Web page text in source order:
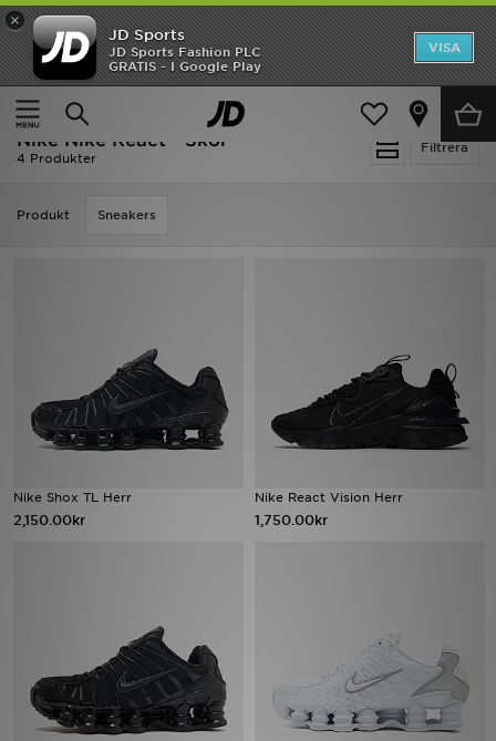
×
JD Sports
JD Sports Fashion PLC
GRATIS - I Google Play
VISA
Ny termin, ny stil Essentials för skolstarten
Hem
Nike Nike React - Skor
Filtrera
Nike Nike React - Skor
4 Produkter
Produkt Sneakers
Nike Shox TL Herr
2,150.00kr
Nike React Vision Herr
1,750.00kr
Hem
Rea
Nyheter
Bästsäljare
Sport
Fotboll
Mina meddelanden
Kundservice